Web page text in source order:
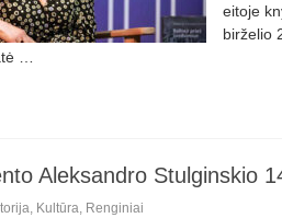
eitoje
birželio
…
Aleksandro Stulginskio
Kultūra Renginiai